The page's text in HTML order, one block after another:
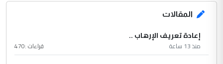
المقالات
إعادة تعريف الإرهاب ..
منذ 13 ساعة قراءات :470